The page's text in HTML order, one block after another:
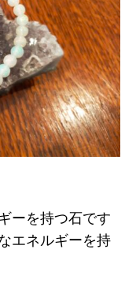
ーを持つ石です
エネルギーを持